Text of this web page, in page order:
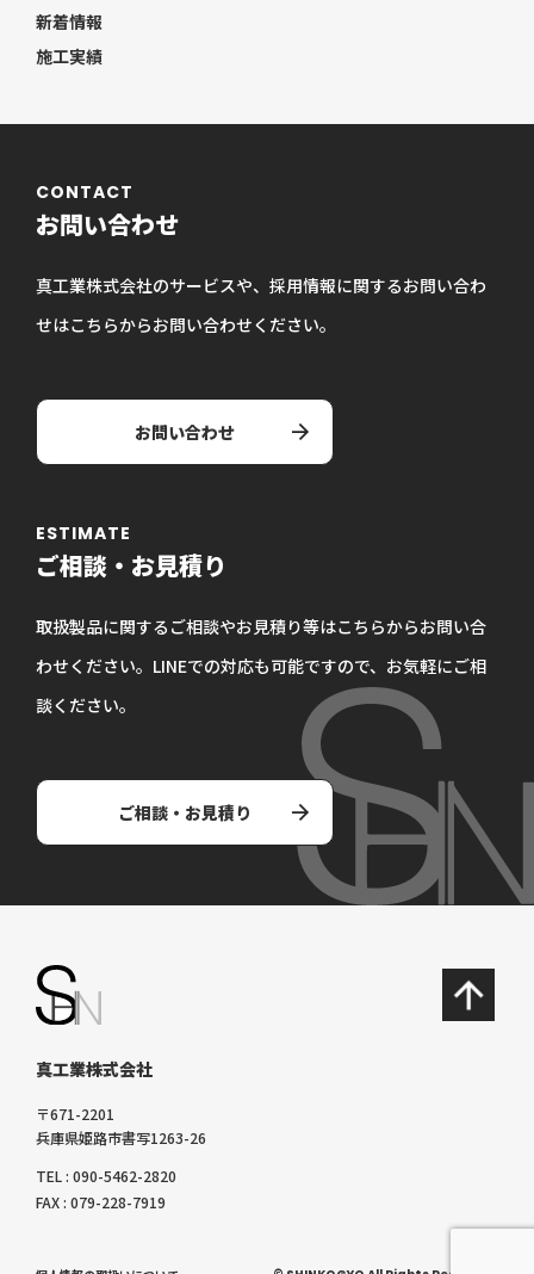
新着情報
施工実績
CONTACT
お問い合わせ
真工業株式会社のサービスや、採用情報に関するお問い合わ
せはこちらからお問い合わせください。
お問い合わせ
ESTIMATE
ご相談・お見積り
取扱製品に関するご相談やお見積り等はこちらからお問い合
わせください。LINEでの対応も可能ですので、お気軽にご相
談ください。
ご相談・お見積り
真工業株式会社
〒671-2201
兵庫県姫路市書写1263-26
TEL : 090-5462-2820
FAX : 079-228-7919